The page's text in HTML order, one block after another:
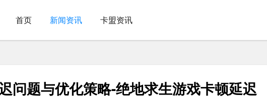
首页 新闻资讯 卡盟资讯
问题与优化策略-绝地求生游戏卡顿延迟